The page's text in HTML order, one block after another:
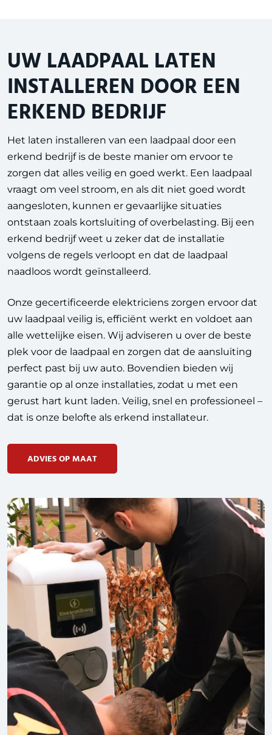
UW LAADPAAL LATEN
INSTALLEREN DOOR EEN
ERKEND BEDRIJF
Het laten installeren van een laadpaal door een
erkend bedrijf is de beste manier om ervoor te
zorgen dat alles veilig en goed werkt. Een laadpaal
vraagt om veel stroom, en als dit niet goed wordt
aangesloten, kunnen er gevaarlijke situaties
ontstaan zoals kortsluiting of overbelasting. Bij een
erkend bedrijf weet u zeker dat de installatie
volgens de regels verloopt en dat de laadpaal
naadloos wordt geïnstalleerd.
Onze gecertificeerde elektriciens zorgen ervoor dat
uw laadpaal veilig is, efficiënt werkt en voldoet aan
alle wettelijke eisen. Wij adviseren u over de beste
plek voor de laadpaal en zorgen dat de aansluiting
perfect past bij uw auto. Bovendien bieden wij
garantie op al onze installaties, zodat u met een
gerust hart kunt laden. Veilig, snel en professioneel –
dat is onze belofte als erkend installateur.
ADVIES OP MAAT